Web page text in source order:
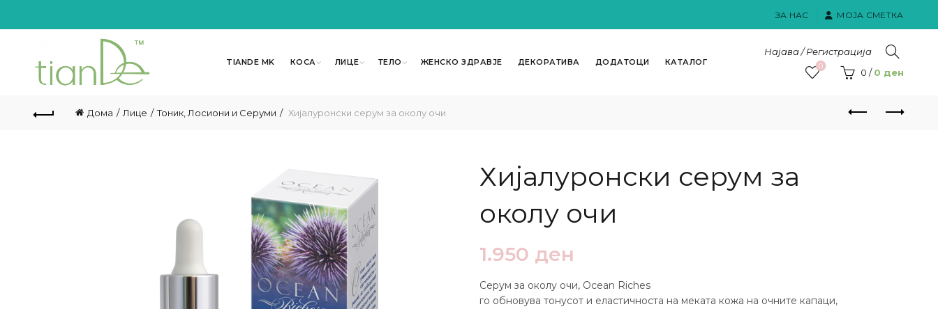
ЗА НАС МОЈА СМЕТКА
TIANDE MK КОСА ЛИЦЕ ТЕЛО ЖЕНСКО ЗДРАВЈЕ ДЕКОРАТИВА ДОДАТОЦИ КАТАЛОГ
Најава / Регистрација
0
0 / 0 ден
Дома Лице Тоник, Лосиони и Серуми Хијалуронски серум за околу очи
Хијалуронски серум за
околу очи
1.950 ден
Серум за околу очи, Ocean Riches
го обновува тонусот и еластичноста на меката кожа на очните капаци,